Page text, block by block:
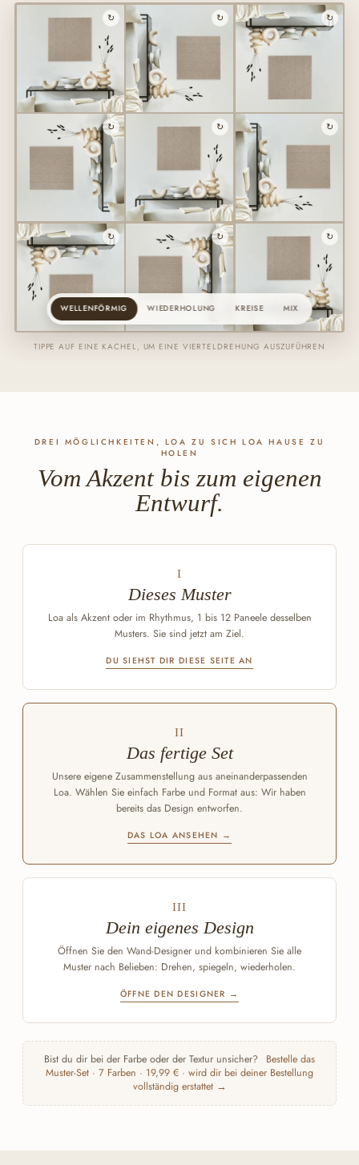
↻ ↻ ↻
↻ ↻ ↻
↻ ↻ ↻
WELLENFÖRMIG WIEDERHOLUNG KREISE MIX
TIPPE AUF EINE KACHEL, UM EINE VIERTELDREHUNG AUSZUFÜHREN
DREI MÖGLICHKEITEN, LOA ZU SICH LOA HAUSE ZU
HOLEN
Vom Akzent bis zum eigenen
Entwurf.
I
Dieses Muster
Loa als Akzent oder im Rhythmus, 1 bis 12 Paneele desselben
Musters. Sie sind jetzt am Ziel.
DU SIEHST DIR DIESE SEITE AN
II
Das fertige Set
Unsere eigene Zusammenstellung aus aneinanderpassenden
Loa. Wählen Sie einfach Farbe und Format aus: Wir haben
bereits das Design entworfen.
DAS LOA ANSEHEN →
III
Dein eigenes Design
Öffnen Sie den Wand-Designer und kombinieren Sie alle
Muster nach Belieben: Drehen, spiegeln, wiederholen.
ÖFFNE DEN DESIGNER →
Bist du dir bei der Farbe oder der Textur unsicher?
Bestelle das
Muster-Set · 7 Farben · 19,99 € · wird dir bei deiner Bestellung
vollständig erstattet →